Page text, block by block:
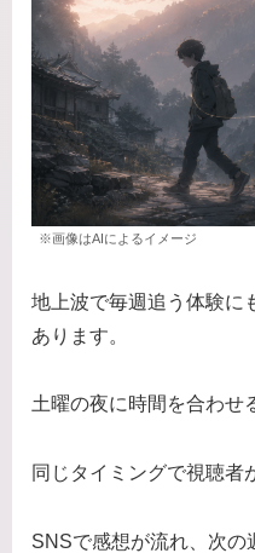
※画像はAIによるイメージ
地上波で毎週追う体験に
あります。
土曜の夜に時間を合わせ
同じタイミングで視聴者
SNSで感想が流れ、次の